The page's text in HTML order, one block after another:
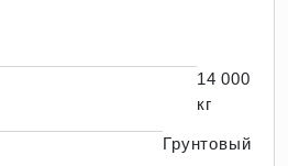
14 000
кг
Грунтовый